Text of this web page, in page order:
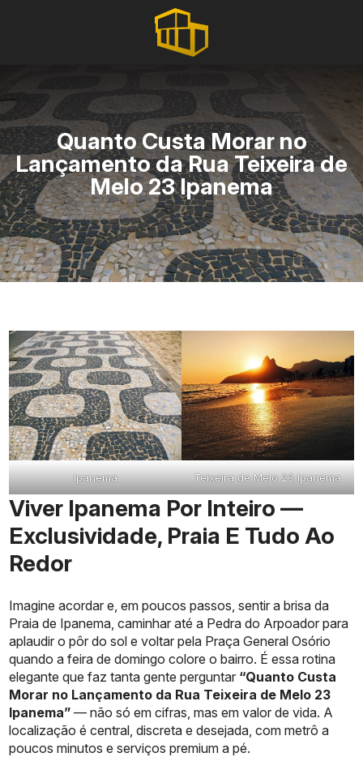
Quanto Custa Morar no
Lançamento da Rua Teixeira de
Melo 23 Ipanema
Ipanema Teixeira de Melo 23 Ipanema
Viver Ipanema Por Inteiro —
Exclusividade, Praia E Tudo Ao
Redor
Imagine acordar e, em poucos passos, sentir a brisa da
Praia de Ipanema, caminhar até a Pedra do Arpoador para
aplaudir o pôr do sol e voltar pela Praça General Osório
quando a feira de domingo colore o bairro. É essa rotina
elegante que faz tanta gente perguntar “Quanto Custa
Morar no Lançamento da Rua Teixeira de Melo 23
Ipanema” — não só em cifras, mas em valor de vida. A
localização é central, discreta e desejada, com metrô a
poucos minutos e serviços premium a pé.